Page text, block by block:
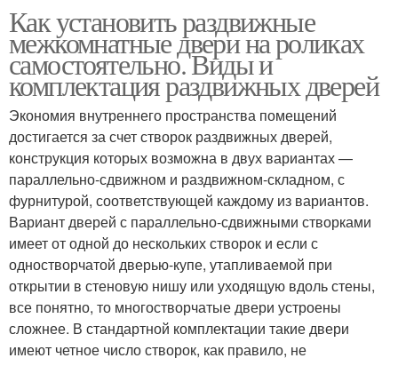
Как установить раздвижные
межкомнатные двери на роликах
самостоятельно. Виды и
комплектация раздвижных дверей
Экономия внутреннего пространства помещений
достигается за счет створок раздвижных дверей,
конструкция которых возможна в двух вариантах —
параллельно-сдвижном и раздвижном-складном, с
фурнитурой, соответствующей каждому из вариантов.
Вариант дверей с параллельно-сдвижными створками
имеет от одной до нескольких створок и если с
одностворчатой дверью-купе, утапливаемой при
открытии в стеновую нишу или уходящую вдоль стены,
все понятно, то многостворчатые двери устроены
сложнее. В стандартной комплектации такие двери
имеют четное число створок, как правило, не